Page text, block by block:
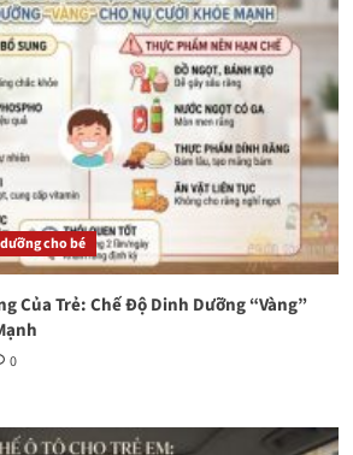
cho bé
Của Trẻ: Chế Độ Dinh Dưỡng “Vàng”
0